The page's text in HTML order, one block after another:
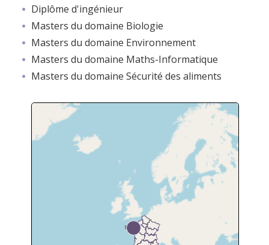
Diplôme d'ingénieur
Masters du domaine Biologie
Masters du domaine Environnement
Masters du domaine Maths-Informatique
Masters du domaine Sécurité des aliments